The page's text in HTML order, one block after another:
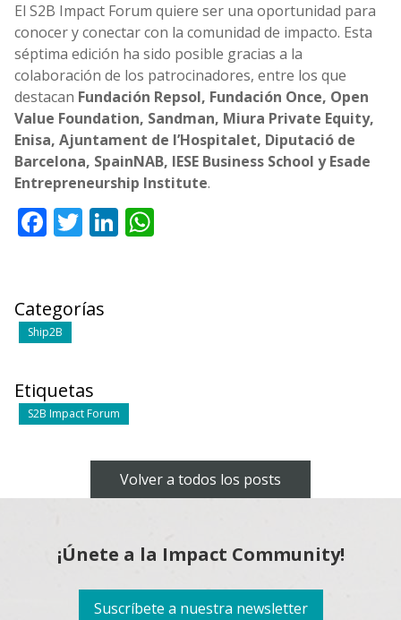
El S2B Impact Forum quiere ser una oportunidad para
conocer y conectar con la comunidad de impacto. Esta
séptima edición ha sido posible gracias a la
colaboración de los patrocinadores, entre los que
destacan Fundación Repsol, Fundación Once, Open
Value Foundation, Sandman, Miura Private Equity,
Enisa, Ajuntament de l’Hospitalet, Diputació de
Barcelona, SpainNAB, IESE Business School y Esade
Entrepreneurship Institute.
Facebook
TwitterLinkedIn
Categorías
Ship2B
Etiquetas
S2B Impact Forum
Volver a todos los posts
¡Únete a la Impact Community!
Suscríbete a nuestra newsletter